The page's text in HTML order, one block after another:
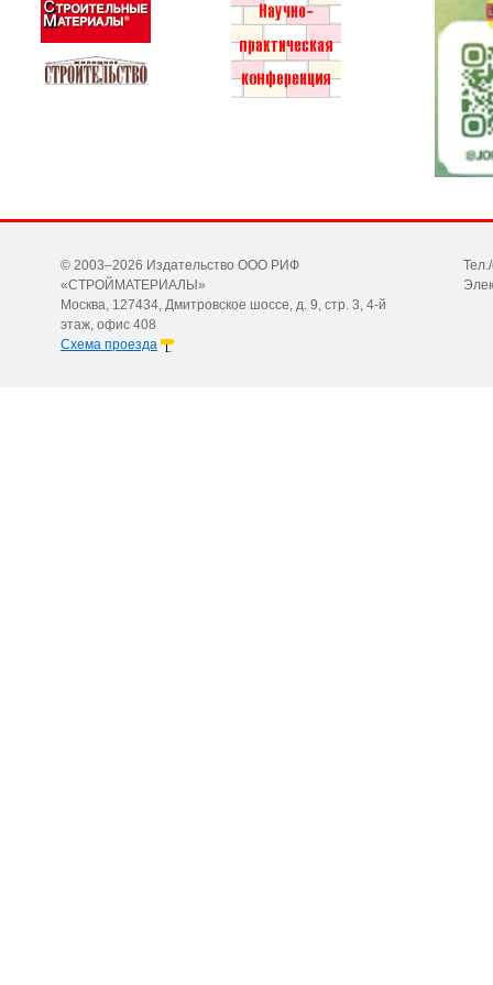
© 2003–2026 Издательство ООО РИФ
«СТРОЙМАТЕРИАЛЫ»
Москва, 127434, Дмитровское шоссе, д. 9, стр. 3, 4-й
этаж, офис 408
Схема проезда